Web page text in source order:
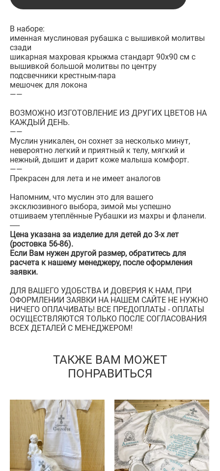
В наборе:
именная муслиновая рубашка с вышивкой молитвы
сзади
шикарная махровая крыжма стандарт 90х90 см с
вышивкой большой молитвы по центру
подсвечники крестным-пара
мешочек для локона
——
ВОЗМОЖНО ИЗГОТОВЛЕНИЕ ИЗ ДРУГИХ ЦВЕТОВ НА
КАЖДЫЙ ДЕНЬ.
——
Муслин уникален, он сохнет за несколько минут,
невероятно легкий и приятный к телу, мягкий и
нежный, дышит и дарит коже малыша комфорт.
——
Прекрасен для лета и не имеет аналогов
Напомним, что муслин это для вашего
эксклюзивного выбора, зимой мы успешно
отшиваем утеплённые Рубашки из махры и фланели.
-----
Цена указана за изделие для детей до 3-х лет
(ростовка 56-86).
Если Вам нужен другой размер, обратитесь для
расчета к нашему менеджеру, после оформления
заявки.
ДЛЯ ВАШЕГО УДОБСТВА И ДОВЕРИЯ К НАМ, ПРИ
ОФОРМЛЕНИИ ЗАЯВКИ НА НАШЕМ САЙТЕ НЕ НУЖНО
НИЧЕГО ОПЛАЧИВАТЬ! ВСЕ ПРЕДОПЛАТЫ - ОПЛАТЫ
ОСУЩЕСТВЛЯЮТСЯ ТОЛЬКО ПОСЛЕ СОГЛАСОВАНИЯ
ВСЕХ ДЕТАЛЕЙ С МЕНЕДЖЕРОМ!
ТАКЖЕ ВАМ МОЖЕТ
ПОНРАВИТЬСЯ